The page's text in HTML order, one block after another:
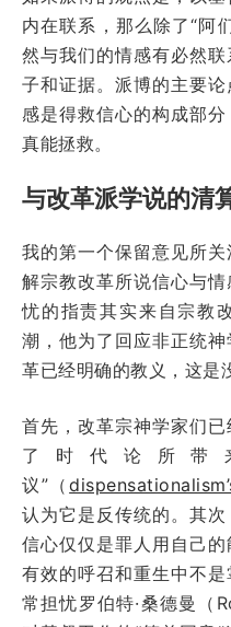
内在联系，那么除了“阿
然与我们的情感有必然
子和证据。派博的主要
感是得救信心的构成部
真能拯救。
与改革派学说的清
我的第一个保留意见所
解宗教改革所说信心与
忧的指责其实来自宗教
潮，他为了回应非正统
革已经明确的教义，这是
首先，改革宗神学家们
了时代论所带
议”（
认为它是反传统的。其
信心仅仅是罪人用自己
有效的呼召和重生中不
常担忧罗伯特·桑德曼（